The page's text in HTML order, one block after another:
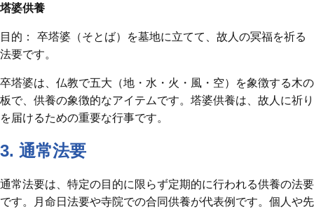
塔婆供養
目的： 卒塔婆（そとば）を墓地に立てて、故人の冥福を祈る
法要です。
卒塔婆は、仏教で五大（地・水・火・風・空）を象徴する木の
板で、供養の象徴的なアイテムです。塔婆供養は、故人に祈り
を届けるための重要な行事です。
3. 通常法要
通常法要は、特定の目的に限らず定期的に行われる供養の法要
です。月命日法要や寺院での合同供養が代表例です。個人や先